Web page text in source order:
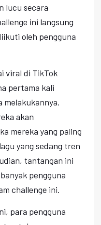
lucu secara
ini langsung
oleh pengguna
viral di TikTok
pertama kali
melakukannya.
akan
mereka yang paling
yang sedang tren
tantangan ini
pengguna
challenge ini.
para pengguna